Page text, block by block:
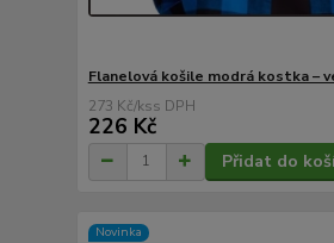
Flanelová košile modrá kostka –
273 Kč/ks
226 Kč
Přidat do
Novinka